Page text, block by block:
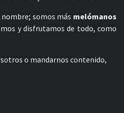
somos más melómanos
y disfrutamos de todo, como
o mandarnos contenido,